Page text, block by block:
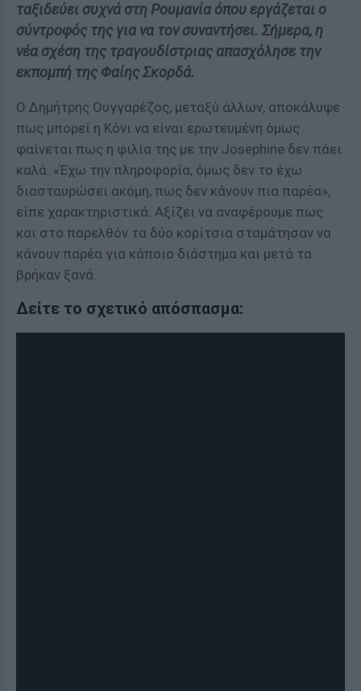
ταξιδεύει συχνά στη Ρουμανία όπου εργάζεται ο
σύντροφός της για να τον συναντήσει. Σήμερα, η
νέα σχέση της τραγουδίστριας απασχόλησε την
εκπομπή της Φαίης Σκορδά.
Ο Δημήτρης Ουγγαρέζος, μεταξύ άλλων, αποκάλυψε
πως μπορεί η Κόνι να είναι ερωτευμένη όμως
φαίνεται πως η φιλία της με την Josephine δεν πάει
καλά. «Έχω την πληροφορία, όμως δεν το έχω
διασταυρώσει ακόμη, πως δεν κάνουν πια παρέα»,
είπε χαρακτηριστικά. Αξίζει να αναφέρουμε πως
και στο παρελθόν τα δύο κορίτσια σταμάτησαν να
κάνουν παρέα για κάποιο διάστημα και μετά τα
βρήκαν ξανά.
Δείτε το σχετικό απόσπασμα: